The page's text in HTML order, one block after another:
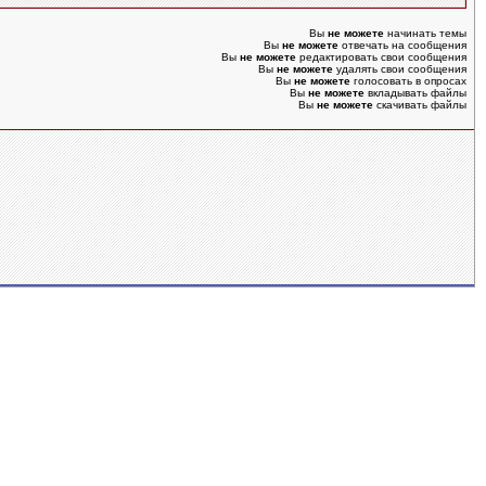
Вы не можете начинать темы
Вы не можете отвечать на сообщения
Вы не можете редактировать свои сообщения
Вы не можете удалять свои сообщения
Вы не можете голосовать в опросах
Вы не можете вкладывать файлы
Вы не можете скачивать файлы